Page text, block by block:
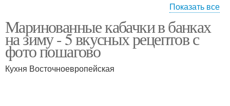
Кабачки в пакете Кабачки с уксусом
Показать все
Маринованные кабачки в банках
на зиму - 5 вкусных рецептов с
фото пошагово
Кухня Восточноевропейская